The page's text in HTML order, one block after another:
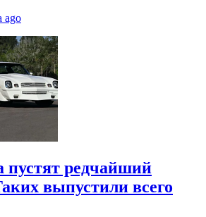
ago
пустят редчайший
выпустили всего